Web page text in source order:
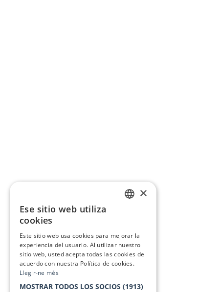
×
Ese sitio web utiliza
cookies
Este sitio web usa cookies para mejorar la
experiencia del usuario. Al utilizar nuestro
sitio web, usted acepta todas las cookies de
acuerdo con nuestra Política de cookies.
Llegir-ne més
MOSTRAR TODOS LOS SOCIOS (1913)